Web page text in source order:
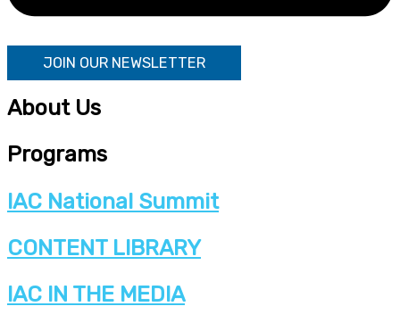
JOIN OUR NEWSLETTER
About Us
Programs
IAC National Summit
CONTENT LIBRARY
IAC IN THE MEDIA